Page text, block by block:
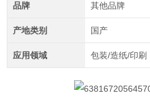
品牌 其他品牌
产地类别 国产
应用领域 包装/造纸/印刷